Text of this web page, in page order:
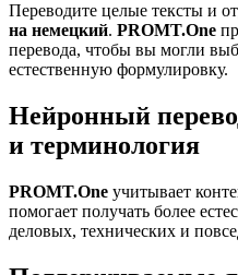
Переводите целые тексты и
на немецкий. PROMT.One
перевода, чтобы вы могли
естественную формулировку.
Нейронный
и терминология
PROMT.One учитывает
помогает получать более
деловых, технических и